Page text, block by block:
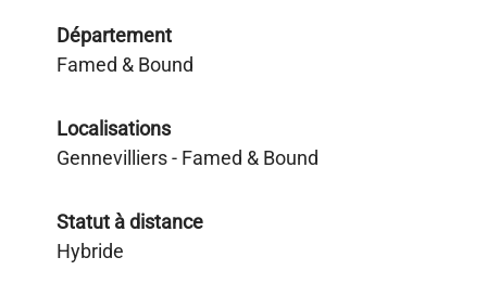
Département
Famed & Bound
Localisations
Gennevilliers - Famed & Bound
Statut à distance
Hybride